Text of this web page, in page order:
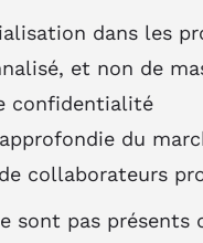
dans les
et non de
confidentialité
du
collaborateurs
sont pas